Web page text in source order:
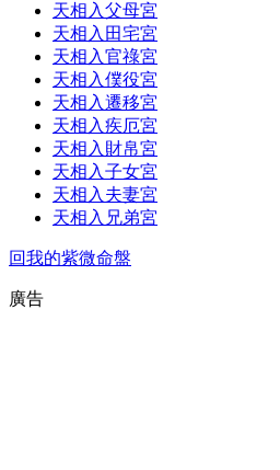
天相入父母宮
天相入田宅宮
天相入官祿宮
天相入僕役宮
天相入遷移宮
天相入疾厄宮
天相入財帛宮
天相入子女宮
天相入夫妻宮
天相入兄弟宮
回我的紫微命盤
廣告